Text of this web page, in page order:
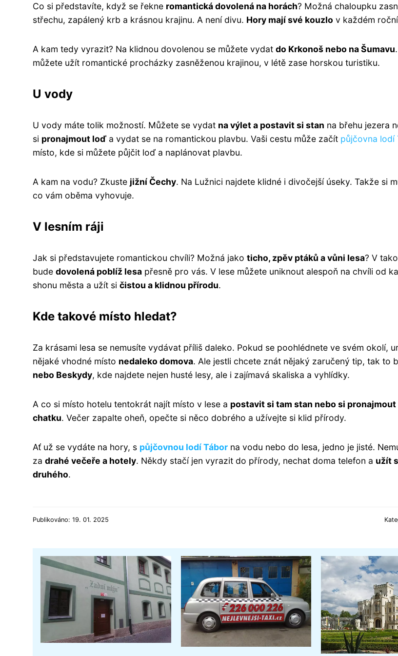
Co si představíte, když se řekne romantická dovolená na horách? Možná chaloupku
střechu, zapálený krb a krásnou krajinu. A není divu. Hory mají své kouzlo v každém
A kam tedy vyrazit? Na klidnou dovolenou se můžete vydat do Krkonoš nebo na Šumavu
můžete užít romantické procházky zasněženou krajinou, v létě zase horskou turistiku.
U vody
U vody máte tolik možností. Můžete se vydat na výlet a postavit si stan na břehu jezera
si pronajmout loď a vydat se na romantickou plavbu. Vaši cestu může začít půjčovna lodí
místo, kde si můžete půjčit loď a naplánovat plavbu.
A kam na vodu? Zkuste jižní Čechy. Na Lužnici najdete klidné i divočejší úseky. Takže si
co vám oběma vyhovuje.
V lesním ráji
Jak si představujete romantickou chvíli? Možná jako ticho, zpěv ptáků a vůni lesa? V
bude dovolená poblíž lesa přesně pro vás. V lese můžete uniknout alespoň na chvíli od
shonu města a užít si čistou a klidnou přírodu.
Kde takové místo hledat?
Za krásami lesa se nemusíte vydávat příliš daleko. Pokud se poohlédnete ve svém okolí,
nějaké vhodné místo nedaleko domova. Ale jestli chcete znát nějaký zaručený tip, tak to
nebo Beskydy, kde najdete nejen husté lesy, ale i zajímavá skaliska a vyhlídky.
A co si místo hotelu tentokrát najít místo v lese a postavit si tam stan nebo si pronajmout
chatku. Večer zapalte oheň, opečte si něco dobrého a užívejte si klid přírody.
Ať už se vydáte na hory, s půjčovnou lodí Tábor na vodu nebo do lesa, jedno je jisté.
za drahé večeře a hotely. Někdy stačí jen vyrazit do přírody, nechat doma telefon a užít
druhého.
Publikováno: 19. 01. 2025